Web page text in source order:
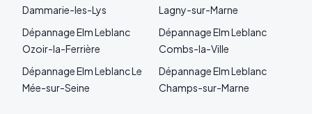
Dammarie-les-Lys
Lagny-sur-Marne
DépannageElm Leblanc
Ozoir-la-Ferrière
DépannageElm Leblanc
Combs-la-Ville
DépannageElm LeblancLe
Mée-sur-Seine
DépannageElm Leblanc
Champs-sur-Marne